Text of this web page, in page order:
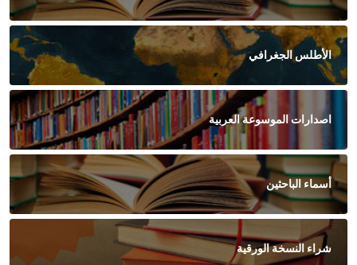
الأطلس الجغرافي
اصدارات الموسوعة العربية
أسماء الباحثين
شراء النسخة الورقية